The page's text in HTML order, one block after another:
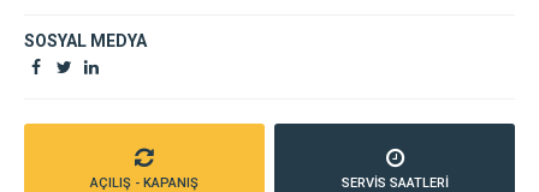
SOSYAL MEDYA
AÇILIŞ - KAPANIŞ
SERVİS SAATLERİ